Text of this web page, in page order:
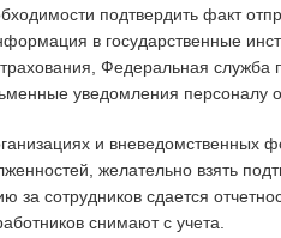
подтвердить факт
в государственные
Федеральная служба
уведомления персоналу
и вневедомственных
желательно взять
за сотрудников сдается
снимают с учета.